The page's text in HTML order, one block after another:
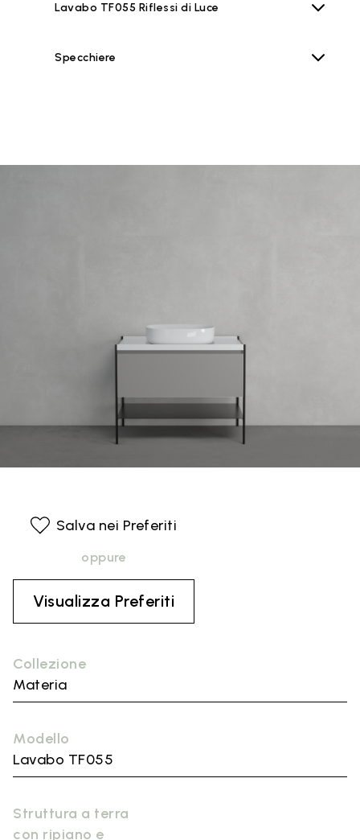
Lavabo TF055 Riflessi di Luce
Specchiere
Collezione
Materia
Modello
Lavabo TF055
Struttura a terra
con ripiano e
Salva nei Preferiti
oppure
Visualizza Preferiti